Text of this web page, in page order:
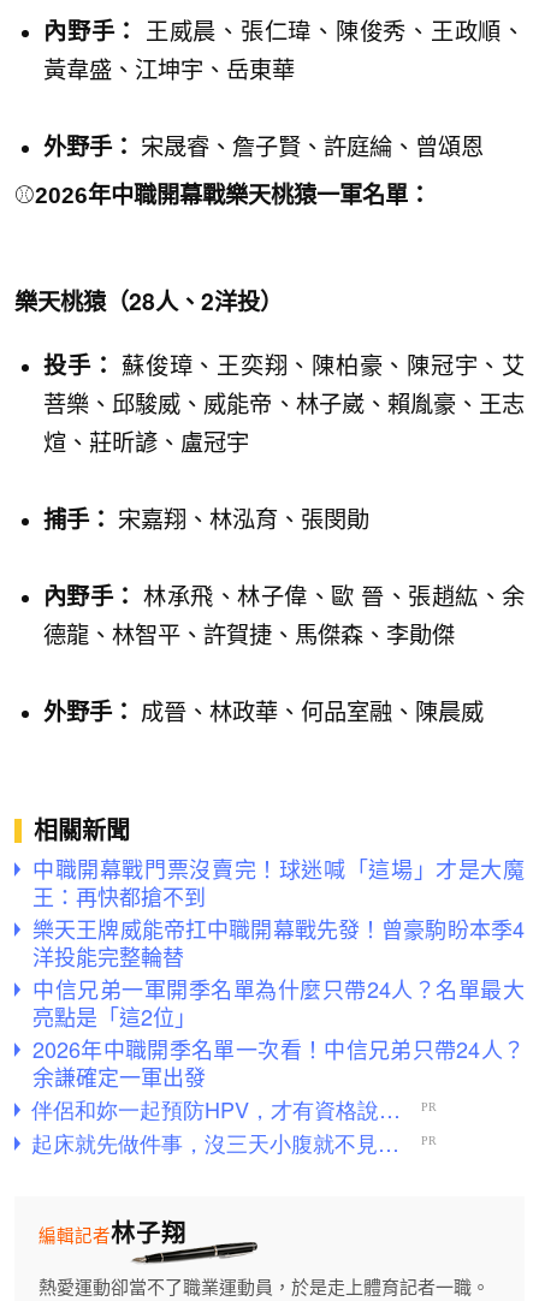
內野手：
王威晨、張仁瑋、陳俊秀、王政順、
黃韋盛、江坤宇、岳東華
外野手： 宋晟睿、詹子賢、許庭綸、曾頌恩
⚾2026年中職開幕戰樂天桃猿一軍名單：
樂天桃猿（28人、2洋投）
投手：
蘇俊璋、王奕翔、陳柏豪、陳冠宇、艾
菩樂、邱駿威、威能帝、林子崴、賴胤豪、王志
煊、莊昕諺、盧冠宇
捕手： 宋嘉翔、林泓育、張閔勛
內野手：
林承飛、林子偉、歐 晉、張趙紘、余
德龍、林智平、許賀捷、馬傑森、李勛傑
外野手： 成晉、林政華、何品室融、陳晨威
相關新聞
中職開幕戰門票沒賣完！球迷喊「這場」才是大魔
王：再快都搶不到
樂天王牌威能帝扛中職開幕戰先發！曾豪駒盼本季4
洋投能完整輪替
中信兄弟一軍開季名單為什麼只帶24人？名單最大
亮點是「這2位」
2026年中職開季名單一次看！中信兄弟只帶24人？
余謙確定一軍出發
林子翔
編輯記者
熱愛運動卻當不了職業運動員，於是走上體育記者一職。